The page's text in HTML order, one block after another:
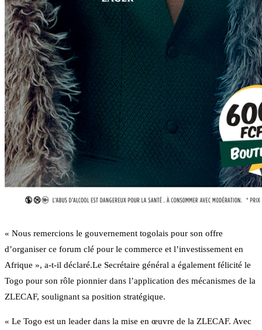
« Nous remercions le gouvernement togolais pour son offre
d’organiser ce forum clé pour le commerce et l’investissement en
Afrique », a-t-il déclaré.Le Secrétaire général a également félicité le
Togo pour son rôle pionnier dans l’application des mécanismes de la
ZLECAF, soulignant sa position stratégique.
« Le Togo est un leader dans la mise en œuvre de la ZLECAF. Avec